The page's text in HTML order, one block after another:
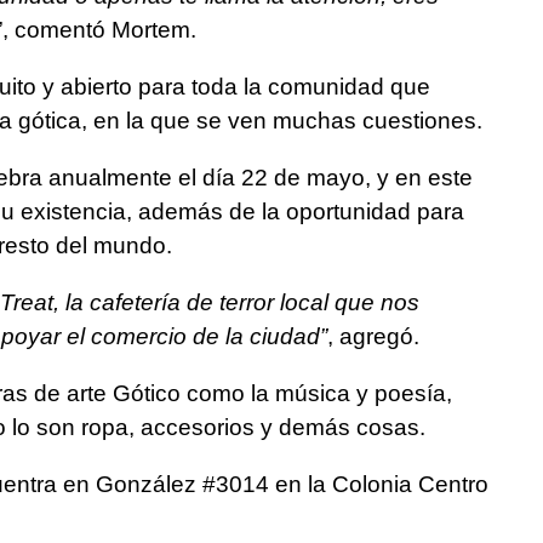
comentó Mortem.
y abierto para toda la comunidad que
gótica, en la que se ven muchas cuestiones.
anualmente el día 22 de mayo, y en este
existencia, además de la oportunidad para
del mundo.
la cafetería de terror local que nos
el comercio de la ciudad”, agregó.
de arte Gótico como la música y poesía,
son ropa, accesorios y demás cosas.
en González #3014 en la Colonia Centro